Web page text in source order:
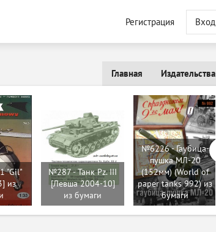
Регистрация Вход
Издательства
Главная
"Gil"
из
№287 - Танк Pz. III
[Левша 2004-10]
из бумаги
№6226 - Гаубица-
пушка МЛ-20
(152мм) (World of
paper tanks 992) из
бумаги